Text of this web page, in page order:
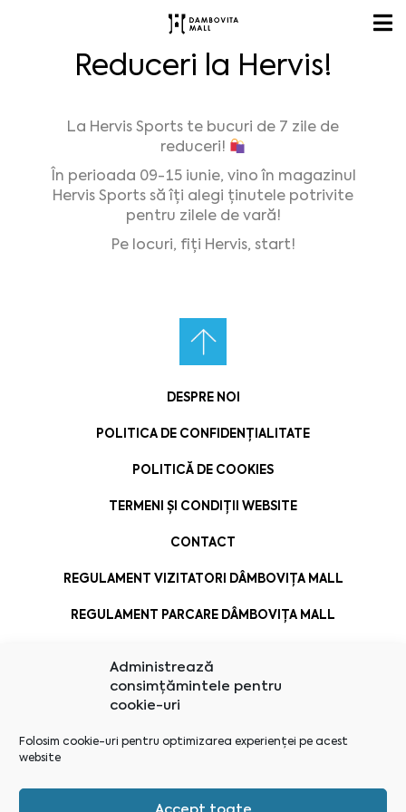
Administrează
consimțămintele pentru
cookie-uri
Folosim cookie-uri pentru optimizarea experienței pe acest
website
Reduceri la Hervis!
La Hervis Sports te bucuri de 7 zile de
reduceri!
În perioada 09-15 iunie, vino în magazinul
Hervis Sports să îți alegi ținutele potrivite
pentru zilele de vară!
Pe locuri, fiți Hervis, start!
DESPRE NOI
POLITICA DE CONFIDENȚIALITATE
POLITICĂ DE COOKIES
TERMENI ȘI CONDIȚII WEBSITE
CONTACT
REGULAMENT VIZITATORI DÂMBOVIȚA MALL
REGULAMENT PARCARE DÂMBOVIȚA MALL